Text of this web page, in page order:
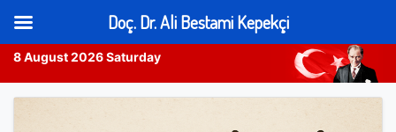
8 August 2026 Saturday
Doç. Dr. Ali Bestami Kepekçi